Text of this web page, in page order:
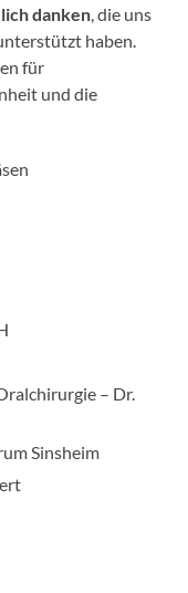
danken, die uns
haben.
für
und die
– Dr.
Sinsheim